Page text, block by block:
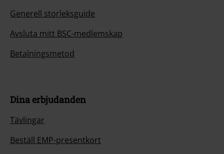
Generell storleksguide
Avsluta mitt BSC-medlemskap
Betalningsmetod
Dina erbjudanden
Tävlingar
Beställ EMP-presentkort